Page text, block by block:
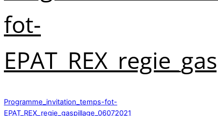
fot-
Programme_invitation_temps-fot-
EPAT_REX_regie_gaspillage_06072021